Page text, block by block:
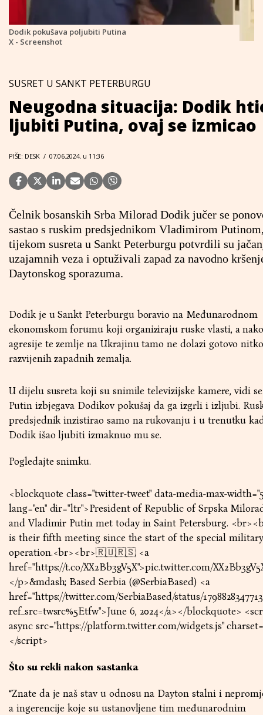
Dodik pokušava poljubiti Putina
X - Screenshot
SUSRET U SANKT PETERBURGU
Neugodna situacija: Dodik
ljubiti Putina, ovaj se izmicao
PIŠE: DESK / 07.06.2024. u 11:36
Čelnik bosanskih Srba Milorad Dodik jučer se
sastao s ruskim predsjednikom Vladimirom
tijekom susreta u Sankt Peterburgu potvrdili su
uzajamnih veza i optuživali zapad za navodno
Daytonskog sporazuma.
Dodik je u Sankt Peterburgu boravio na Međunarodnom
ekonomskom forumu koji organiziraju ruske vlasti, a
agresije te zemlje na Ukrajinu tamo ne dolazi gotovo
razvijenih zapadnih zemalja.
U dijelu susreta koji su snimile televizijske kamere, vidi
Putin izbjegava Dodikov pokušaj da ga izgrli i izljubi.
predsjednik inzistirao samo na rukovanju i u trenutku
Dodik išao ljubiti izmaknuo mu se.
Pogledajte snimku.
<blockquote class="twitter-tweet" data-media-max-
lang="en" dir="ltr">President of Republic of Srpska
and Vladimir Putin met today in Saint Petersburg.
is their fifth meeting since the start of the special military
operation.<br><br>🇷🇺🇷🇸 <a
href="https://t.co/XX2Bb3gV5X">pic.twitter.com/
</p>&mdash; Based Serbia (@SerbiaBased) <a
href="https://twitter.com/SerbiaBased/status/
ref_src=twsrc%5Etfw">June 6, 2024</a></blockquote>
async src="https://platform.twitter.com/widgets.js"
</script>
Što su rekli nakon sastanka
“Znate da je naš stav u odnosu na Dayton stalni i
a ingerencije koje su ustanovljene tim međunarodnim